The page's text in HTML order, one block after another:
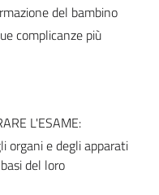
del bambino
complicanze più
L'ESAME:
organi e degli apparati
del loro